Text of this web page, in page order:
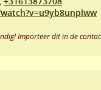
Importeer dit in de